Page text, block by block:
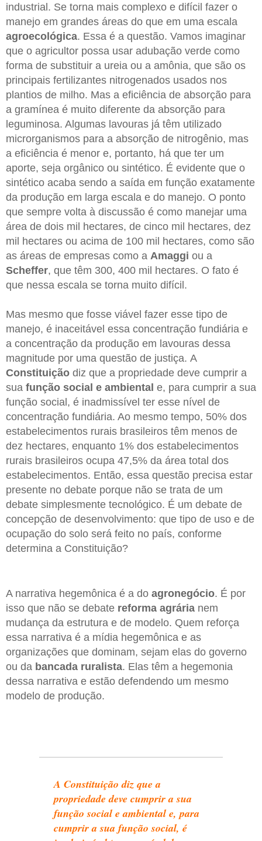
industrial. Se torna mais complexo e difícil fazer o
manejo em grandes áreas do que em uma escala
agroecológica. Essa é a questão. Vamos imaginar
que o agricultor possa usar adubação verde como
forma de substituir a ureia ou a amônia, que são os
principais fertilizantes nitrogenados usados nos
plantios de milho. Mas a eficiência de absorção para
a gramínea é muito diferente da absorção para
leguminosa. Algumas lavouras já têm utilizado
microrganismos para a absorção de nitrogênio, mas
a eficiência é menor e, portanto, há que ter um
aporte, seja orgânico ou sintético. É evidente que o
sintético acaba sendo a saída em função exatamente
da produção em larga escala e do manejo. O ponto
que sempre volta à discussão é como manejar uma
área de dois mil hectares, de cinco mil hectares, dez
mil hectares ou acima de 100 mil hectares, como são
as áreas de empresas como a Amaggi ou a
Scheffer, que têm 300, 400 mil hectares. O fato é
que nessa escala se torna muito difícil.
Mas mesmo que fosse viável fazer esse tipo de
manejo, é inaceitável essa concentração fundiária e
a concentração da produção em lavouras dessa
magnitude por uma questão de justiça. A
Constituição diz que a propriedade deve cumprir a
sua função social e ambiental e, para cumprir a sua
função social, é inadmissível ter esse nível de
concentração fundiária. Ao mesmo tempo, 50% dos
estabelecimentos rurais brasileiros têm menos de
dez hectares, enquanto 1% dos estabelecimentos
rurais brasileiros ocupa 47,5% da área total dos
estabelecimentos. Então, essa questão precisa estar
presente no debate porque não se trata de um
debate simplesmente tecnológico. É um debate de
concepção de desenvolvimento: que tipo de uso e de
ocupação do solo será feito no país, conforme
determina a Constituição?
A narrativa hegemônica é a do agronegócio. É por
isso que não se debate reforma agrária nem
mudança da estrutura e de modelo. Quem reforça
essa narrativa é a mídia hegemônica e as
organizações que dominam, sejam elas do governo
ou da bancada ruralista. Elas têm a hegemonia
dessa narrativa e estão defendendo um mesmo
modelo de produção.
A Constituição diz que a
propriedade deve cumprir a sua
função social e ambiental e, para
cumprir a sua função social, é